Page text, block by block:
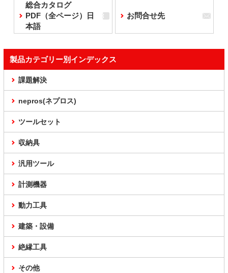
総合カタログ
PDF（全ページ）日
本語
お問合せ先
製品カテゴリー別インデックス
課題解決
nepros(ネプロス)
ツールセット
収納具
汎用ツール
計測機器
動力工具
建築・設備
絶縁工具
その他